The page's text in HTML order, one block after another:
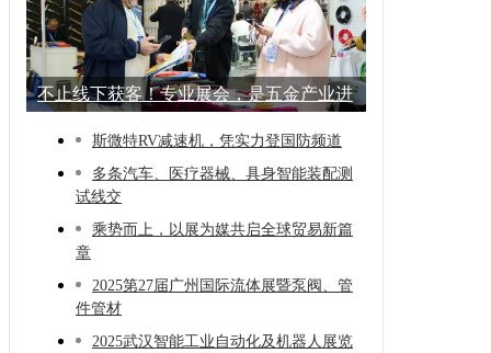
不止线下获客！专业展会，是五金产业进
斯微特RV减速机，凭实力登国防频道
多条汽车、医疗器械、具身智能装配测
试线交
乘势而上，以展为媒共启全球贸易新篇
章
2025第27届广州国际流体展暨泵阀、管
件管材
2025武汉智能工业自动化及机器人展览